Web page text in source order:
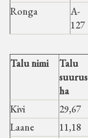
Ronga
A-
127
Talu nimi
Talu
suurus
ha
Kivi 29,67
Laane
11,18